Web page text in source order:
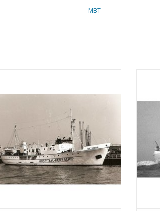
MBT
Hoop" - Bauzeichnung Maßstab 1 : 50
ZUM WARENKORB HINZUFÜGEN